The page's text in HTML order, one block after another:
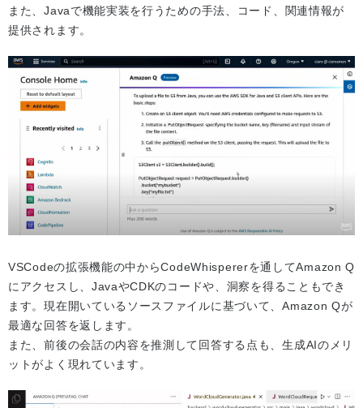
また、Javaで機能実装を行うための手法、コード、関連情報が
提供されます。
VSCodeの拡張機能の中からCodeWhispererを通してAmazon Q
にアクセスし、JavaやCDKのコードや、洞察を得ることもでき
ます。現在開いているソースファイルに基づいて、Amazon Qが
最適な回答を返します。
また、前後の会話の内容を推測して回答する点も、生成AIのメリ
ットがよく現れています。